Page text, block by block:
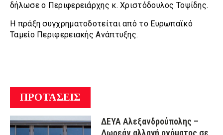
δήλωσε ο Περιφερειάρχης κ. Χριστόδουλος Τοψίδης.
Η πράξη συγχρηματοδοτείται από το Ευρωπαϊκό
Ταμείο Περιφερειακής Ανάπτυξης.
ΠΡΟΤΑΣΕΙΣ
ΔΕΥΑ Αλεξανδρούπολης –
Δωρεάν αλλαγή ονόματος σε